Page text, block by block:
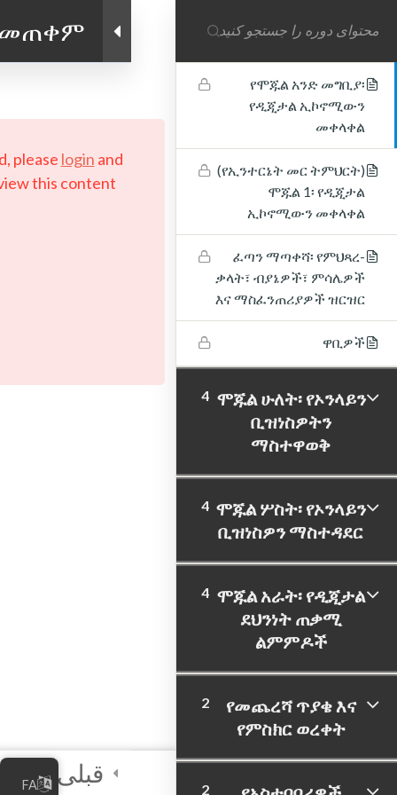
መጠቀም
ኢኮኖሚውን መቀላቀል
የሞጁል አንድ መግቢያ፡
የዲጂታል ኢኮኖሚውን
መቀላቀል
(የኢንተርኔት መር ትምህርት)
ሞጁል 1፡ የዲጂታል
ኢኮኖሚውን መቀላቀል
ፈጣን ማጣቀሻ፡ የምህጻረ-
ቃላት፣ ብያኔዎች፣ ምሳሌዎች
እና ማስፈንጠሪያዎች ዝርዝር
ዋቢዎች
ሞጁል ሁለት፡ የኦንላይን
ቢዝነስዎትን
ማስተዋወቅ
4
ሞጁል ሦስት፡ የኦንላይን
ቢዝነስዎን ማስተዳደር
4
ሞጁል አራት፡ የዲጂታል
ደህንነት ጠቃሚ
ልምምዶች
4
የመጨረሻ ጥያቄ እና
የምስክር ወረቀት
2
2
please login and
this content!
قبلی
Facebook link
Twitter link
PRIVACY POLICY
FA